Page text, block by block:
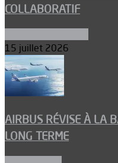
COLLABORATIF
15 juillet 2026
AIRBUS RÉVISE À LA
LONG TERME